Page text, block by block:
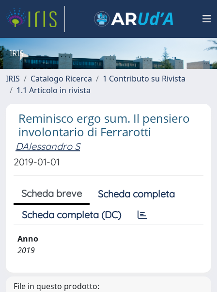
IRIS
IRIS Catalogo Ricerca
1 Contributo su Rivista
1.1 Articolo in rivista
Reminisco ergo sum. Il pensiero
involontario di Ferrarotti
DAlessandro S
2019-01-01
Scheda breve
Scheda completa
Scheda completa (DC)
Anno
2019
File in questo prodotto: